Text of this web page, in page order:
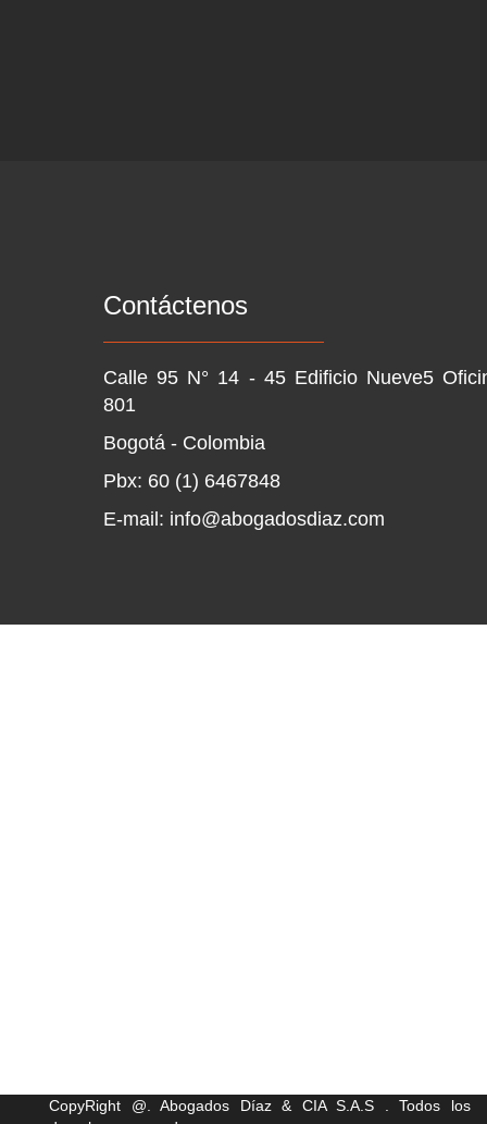
Contáctenos
Calle 95 N° 14 - 45 Edificio Nueve5
801
Bogotá - Colombia
Pbx: 60 (1) 6467848
E-mail: info@abogadosdiaz.com
CopyRight @. Abogados Díaz & CIA S.A.S . Todos los